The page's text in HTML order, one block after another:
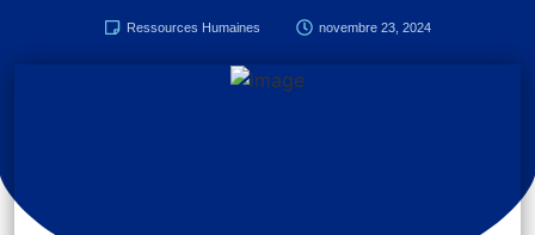
Ressources Humaines novembre 23, 2024